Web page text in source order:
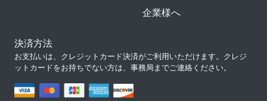
企業様へ
決済方法
お支払いは、クレジットカード決済がご利用いただけます。クレジ
ットカードをお持ちでない方は、事務局までご連絡ください。